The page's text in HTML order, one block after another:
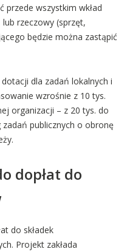
przede wszystkim wkład
rzeczowy (sprzęt,
będzie można zastąpić
dla zadań lokalnych i
wzrośnie z 10 tys.
organizacji – z 20 tys. do
zadań publicznych o obronę
dopłat do
do składek
Projekt zakłada